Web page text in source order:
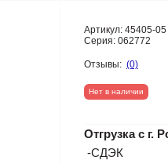
Артикул: 45405-05
Серия: 062772
Отзывы: (0)
Нет в наличии
Отгрузка с г.
-СДЭК